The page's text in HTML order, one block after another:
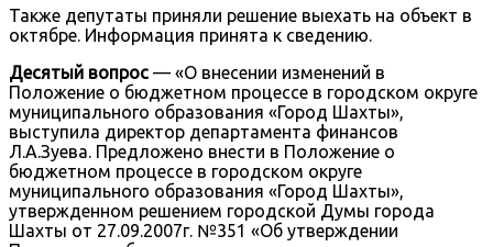
Также депутаты приняли решение выехать на объект в
октябре. Информация принята к сведению.
Десятый вопрос — «О внесении изменений в
Положение о бюджетном процессе в городском округе
муниципального образования «Город Шахты»,
выступила директор департамента финансов
Л.А.Зуева. Предложено внести в Положение о
бюджетном процессе в городском округе
муниципального образования «Город Шахты»,
утвержденном решением городской Думы города
Шахты от 27.09.2007г. №351 «Об утверждении